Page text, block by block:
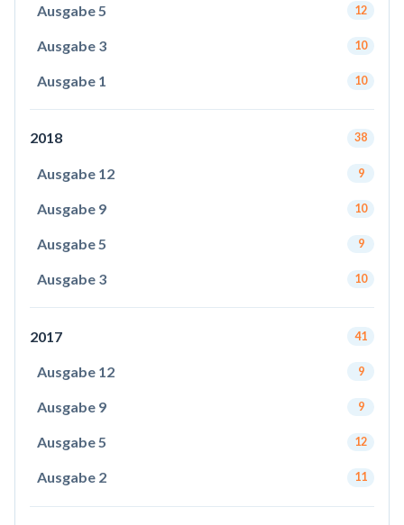
Ausgabe 5 12
Ausgabe 3 10
Ausgabe 1 10
2018 38
Ausgabe 12 9
Ausgabe 9 10
Ausgabe 5 9
Ausgabe 3 10
2017 41
Ausgabe 12 9
Ausgabe 9 9
Ausgabe 5 12
Ausgabe 2 11